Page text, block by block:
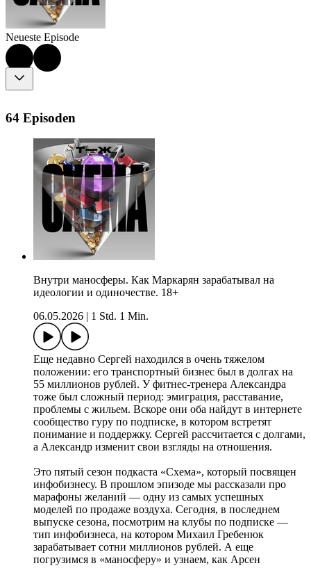
Neueste Episode
64 Episoden
Внутри маносферы. Как Маркарян зарабатывал на
идеологии и одиночестве. 18+
06.05.2026
1 Std. 1 Min.
Еще недавно Сергей находился в очень тяжелом
положении: его транспортный бизнес был в долгах на
55 миллионов рублей. У фитнес-тренера Александра
тоже был сложный период: эмиграция, расставание,
проблемы с жильем. Вскоре они оба найдут в интернете
сообщество гуру по подписке, в котором встретят
понимание и поддержку. Сергей рассчитается с долгами,
а Александр изменит свои взгляды на отношения.
Это пятый сезон подкаста «Схема», который посвящен
инфобизнесу. В прошлом эпизоде мы рассказали про
марафоны желаний — одну из самых успешных
моделей по продаже воздуха. Сегодня, в последнем
выпуске сезона, посмотрим на клубы по подписке —
тип инфобизнеса, на котором Михаил Гребенюк
зарабатывает сотни миллионов рублей. А еще
погрузимся в «маносферу» и узнаем, как Арсен